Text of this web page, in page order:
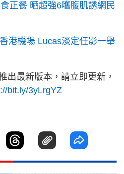
正餐 晒超強6嚿腹肌誘網民
港機場 Lucas淡定任影一舉
出最新版本，請立即更新，
bit.ly/3yLrgYZ